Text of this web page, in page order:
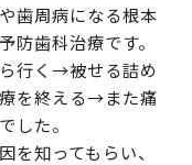
歯周病になる根本
防歯科治療です。
行く→被せる詰め
を終える→また痛
した。
を知ってもらい、